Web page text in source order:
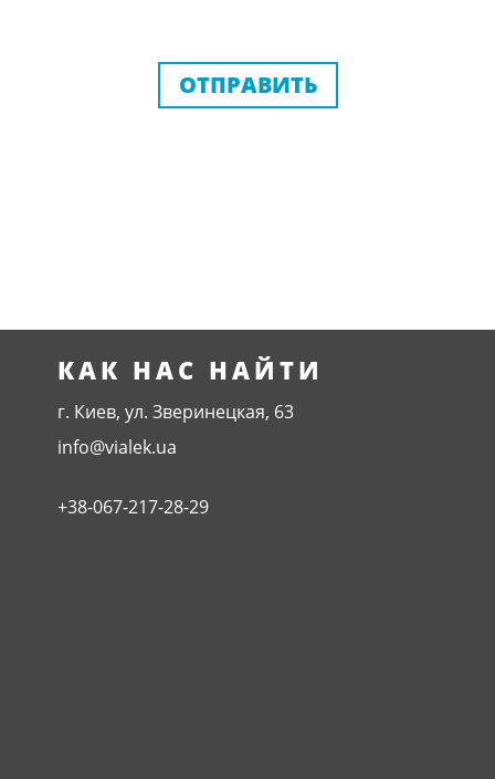
ОТПРАВИТЬ
КАК НАС НАЙТИ
г. Киев, ул. Зверинецкая, 63
info@vialek.ua
+38-067-217-28-29